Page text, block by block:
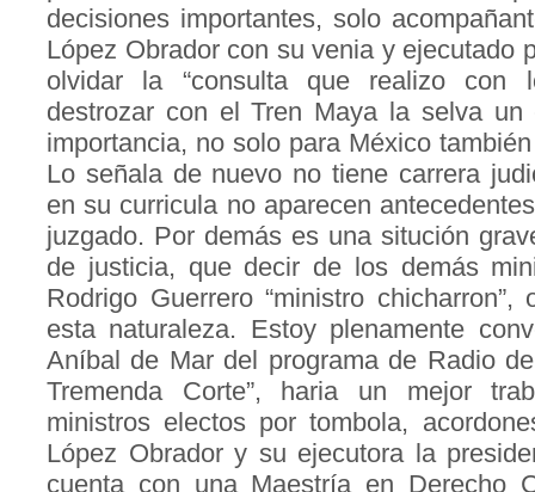
decisiones importantes, solo
López Obrador con su venia y ejecutado
olvidar la “consulta que realizo con
destrozar con el Tren Maya la selva un
importancia, no solo para México
Lo señala de nuevo no tiene carrera
en su curricula no aparecen
juzgado. Por demás es una situción
de justicia, que decir de los demás
Rodrigo Guerrero “ministro
esta naturaleza. Estoy plenamente
Aníbal de Mar del programa de Radio
Tremenda Corte”, haria un mejor
ministros electos por tombola,
López Obrador y su ejecutora la
cuenta con una Maestría en Derecho